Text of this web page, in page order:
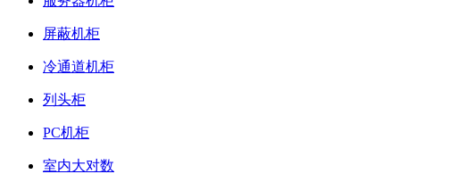
屏蔽机柜
冷通道机柜
列头柜
PC机柜
室内大对数